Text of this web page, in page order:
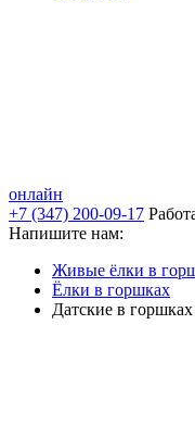
онлайн
+7 (347) 200-09-17
Напишите нам:
Живые ёлки в
Ёлки в горшках
Датские в горшках